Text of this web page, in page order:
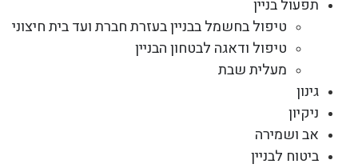
תפעול בניין
טיפול בחשמל בבניין בעזרת חברת ועד בית חיצוני
טיפול ודאגה לבטחון הבניין
מעלית שבת
גינון
ניקיון
אב ושמירה
ביטוח לבניין